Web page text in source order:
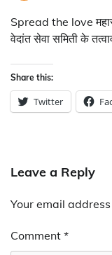
Spread the love
वेदांत सेवा समिती के
Share this:
Twitter
Leave a Reply
Your email
Comment *